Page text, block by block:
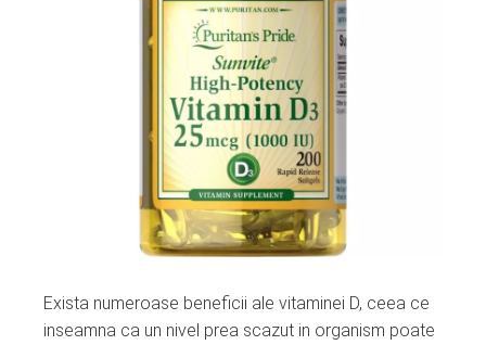
Exista numeroase beneficii ale vitaminei D, ceea ce
inseamna ca un nivel prea scazut in organism poate